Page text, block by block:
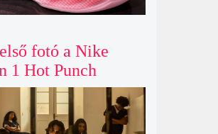
fotó a Nike
1 Hot Punch
brutálisan ütős